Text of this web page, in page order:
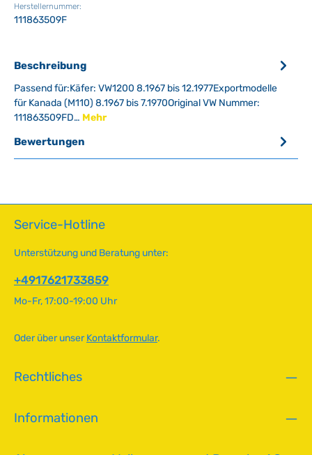
Herstellernummer:
111863509F
Beschreibung
Passend für:Käfer: VW1200 8.1967 bis 12.1977Exportmodelle
für Kanada (M110) 8.1967 bis 7.1970Original VW Nummer:
111863509FD… Mehr
Bewertungen
Service-Hotline
Unterstützung und Beratung unter:
+4917621733859
Mo-Fr, 17:00-19:00 Uhr
Oder über unserKontaktformular.
Rechtliches
Informationen